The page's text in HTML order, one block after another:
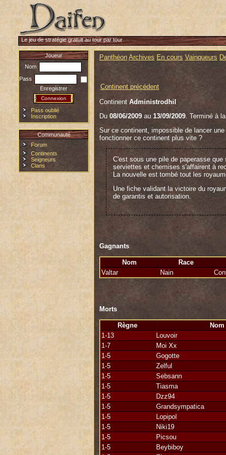
Le jeu de stratégie gratuit au tour par tour
Joueur
Nom
Pass
Enregistrer
Pass oublié
Inscription
Communauté
Forum
Continents
Seigneurs
Clans
Panthéon Archives En cours Vainqueurs
Continent précédent
Continent Administrodhil
Du 08/06/2009 au 13/09/2009. Terminé à
Sur ce continent, impossible de lancer
fonctionner ce continent plus vite ?
C'est sous une pile de paperasse
serviettes et chemises s'affairent à
La nouvelle est tombé tout les
Une fiche validant la victoire du
de garantis et autorisation.
Gagnants
Nom Race
Valtar
Nain
Morts
Règne Nom
1-13
Louvoir
1-7
Moi Xx
1-5
Gogotte
1-5
Zelful
1-5
Sebsann
1-5
Tiasma
1-5
Dzz94
1-5
Grandsympatica
1-5
Lopipol
1-5
Niki19
1-5
Picsou
1-5
Beybiboy